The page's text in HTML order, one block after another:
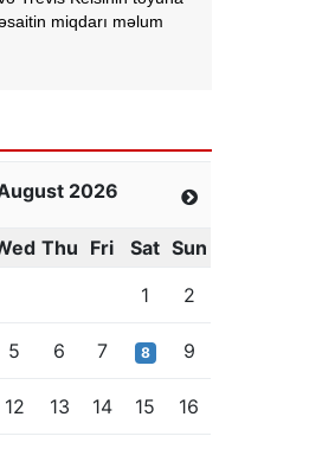
miqdarı məlum
2026
Thu Fri Sat Sun
1
2
5 6 7 8 9
12 13 14 15 16